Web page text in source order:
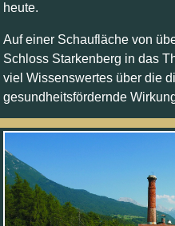
heute.
Auf einer Schaufläche von
Schloss Starkenberg in das
viel Wissenswertes über die
gesundheitsfördernde